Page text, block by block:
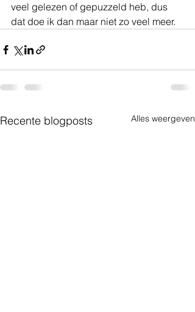
veel gelezen of gepuzzeld heb, dus
dat doe ik dan maar niet zo veel meer.
Recente blogposts Alles weergeven